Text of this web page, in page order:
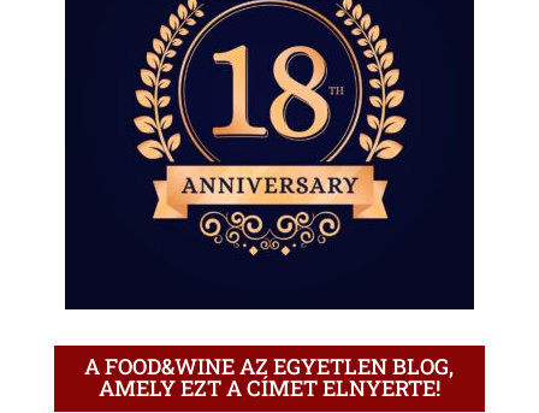
A FOOD&WINE AZ EGYETLEN BLOG,
AMELY EZT A CÍMET ELNYERTE!